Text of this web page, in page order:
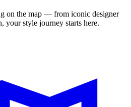
on the map — from iconic designer
your style journey starts here.